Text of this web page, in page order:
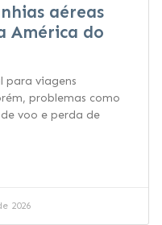
aéreas
América do
para viagens
problemas como
voo e perda de
2026